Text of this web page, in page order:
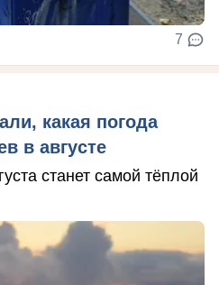
7
какая погода
в августе
станет самой тёплой